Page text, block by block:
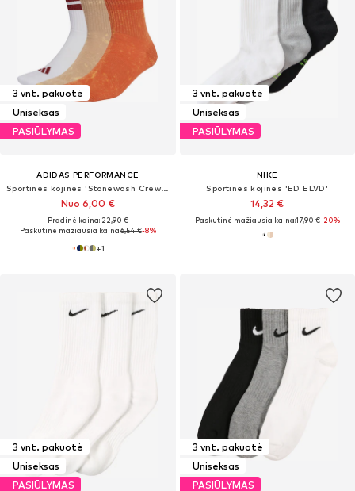
3 vnt. pakuotė
Uniseksas
PASIŪLYMAS
ADIDAS PERFORMANCE
Sportinės kojinės 'Stonewash Crew 3 Pairs'
Nuo 6,00 €
Pradinė kaina: 22,90 €
Paskutinė mažiausia kaina:6,54 €-8%
+1
3 vnt. pakuotė
Uniseksas
PASIŪLYMAS
NIKE
Sportinės kojinės 'ED ELVD'
14,32 €
Paskutinė mažiausia kaina:17,90 €-20%
3 vnt. pakuotė
Uniseksas
PASIŪLYMAS
3 vnt. pakuotė
Uniseksas
PASIŪLYMAS